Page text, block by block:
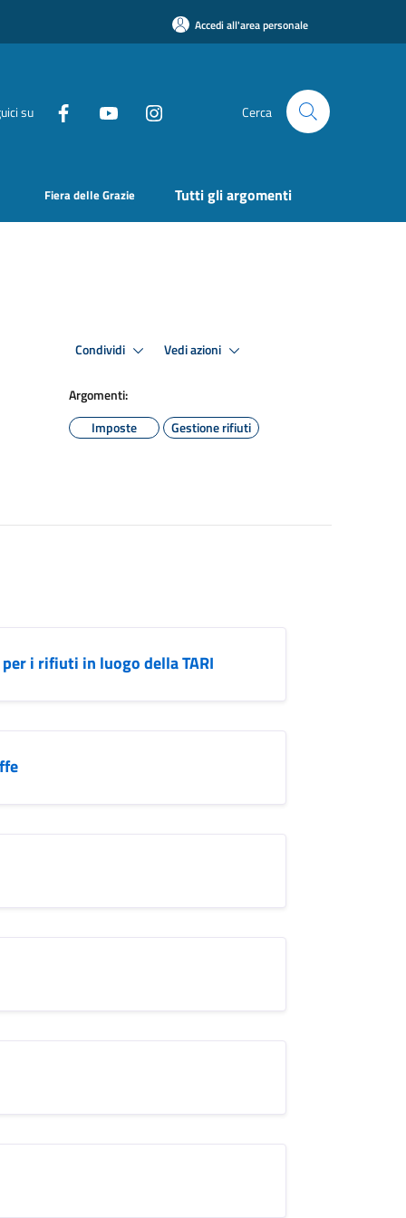
Accedi all'area personale
su Cerca
Fiera delle Grazie Tutti gli argomenti
Condividi Vedi azioni
Argomenti:
Imposte
Gestione rifiuti
i rifiuti in luogo della TARI